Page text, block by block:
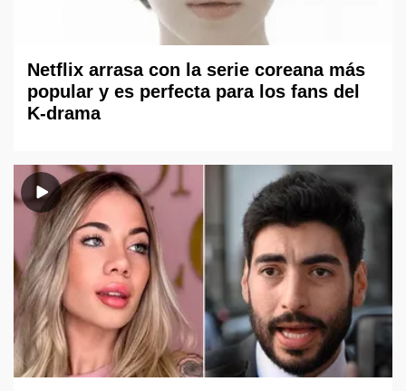
Netflix arrasa con la serie coreana más
popular y es perfecta para los fans del
K-drama